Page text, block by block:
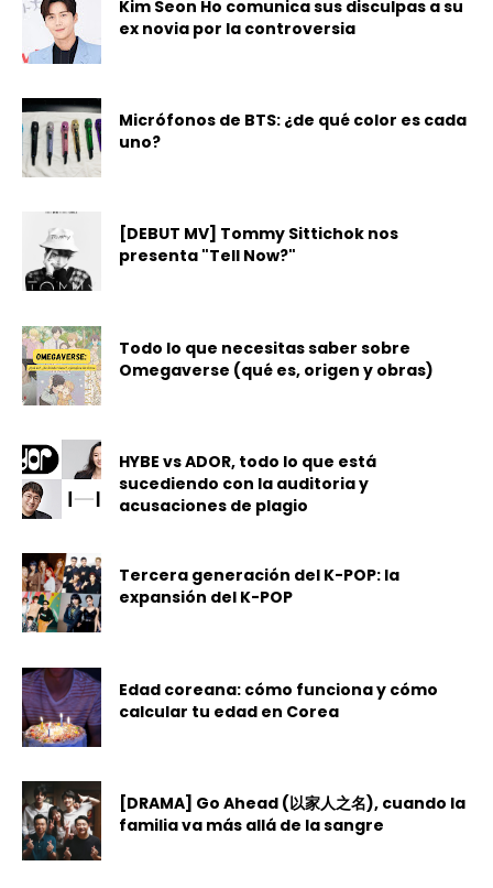
Kim Seon Ho comunica sus disculpas a su
ex novia por la controversia
Micrófonos de BTS: ¿de qué color es cada
uno?
[DEBUT MV] Tommy Sittichok nos
presenta "Tell Now?"
Todo lo que necesitas saber sobre
Omegaverse (qué es, origen y obras)
HYBE vs ADOR, todo lo que está
sucediendo con la auditoria y
acusaciones de plagio
Tercera generación del K-POP: la
expansión del K-POP
Edad coreana: cómo funciona y cómo
calcular tu edad en Corea
[DRAMA] Go Ahead (以家人之名), cuando la
familia va más allá de la sangre